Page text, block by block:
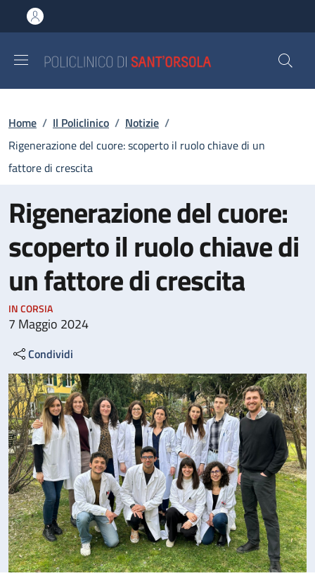
al contenuto principale
to footer content
Briciole di pane
Home / Il Policlinico / Notizie /
Rigenerazione del cuore: scoperto il ruolo chiave di un
fattore di crescita
Rigenerazione del cuore:
scoperto il ruolo chiave di
un fattore di crescita
IN CORSIA
7 Maggio 2024
Condividi